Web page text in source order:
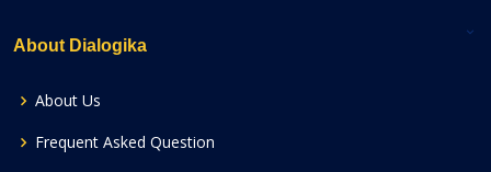
About Dialogika
About Us
Frequent Asked Question